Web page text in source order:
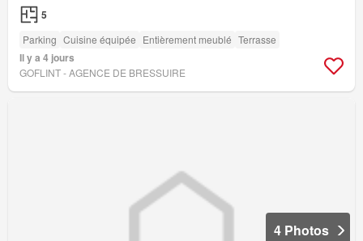
5
Parking Cuisine équipée Entièrement meublé Terrasse
Il y a 4 jours
GOFLINT - AGENCE DE BRESSUIRE
4 Photos